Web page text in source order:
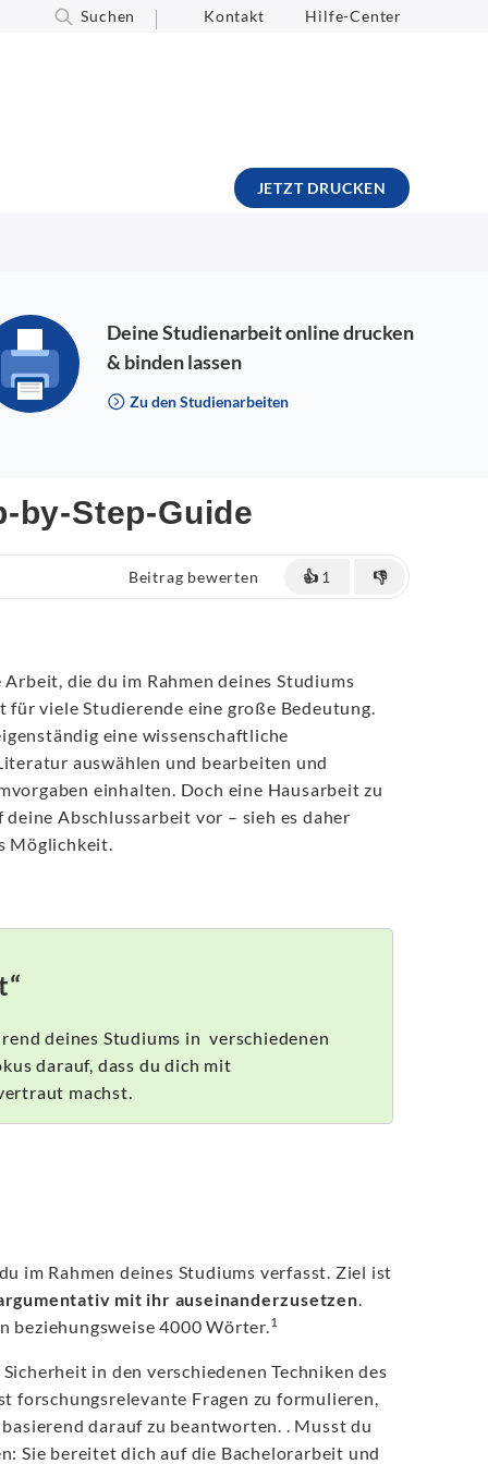
Suchen Kontakt Hilfe-Center
JETZT DRUCKEN
Deine Studienarbeit online drucken
& binden lassen
Zu den Studienarbeiten
by-Step-Guide
Beitrag bewerten 👍 1 👎
die du im Rahmen deines Studiums
für viele Studierende eine große Bedeutung.
eine wissenschaftliche
auswählen und bearbeiten und
einhalten. Doch eine Hausarbeit zu
Abschlussarbeit vor – sieh es daher
Möglichkeit.
deines Studiums in verschiedenen
darauf, dass du dich mit
machst.
im Rahmen deines Studiums verfasst. Ziel ist
mit ihr auseinanderzusetzen
beziehungsweise 4000 Wörter. 1
in den verschiedenen Techniken des
forschungsrelevante Fragen zu formulieren,
darauf zu beantworten. . Musst du
Sie bereitet dich auf die Bachelorarbeit und